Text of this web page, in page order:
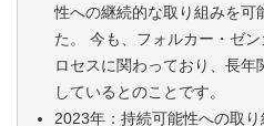
性への継続的な取り組みを可
た。 今も、フォルカー・ゼ
ロセスに関わっており、長
しているとのことです。
2023年：持続可能性への取